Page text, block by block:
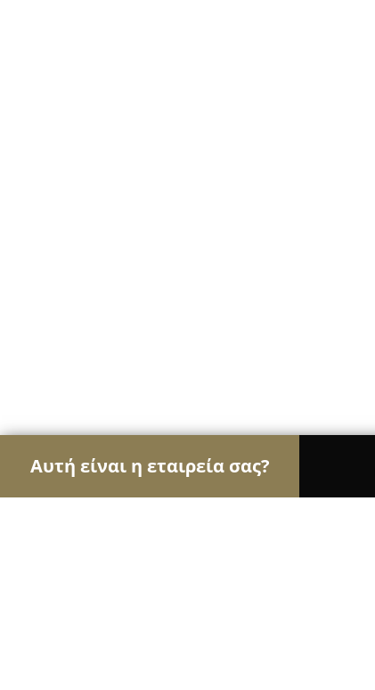
Αυτή είναι η εταιρεία σας?